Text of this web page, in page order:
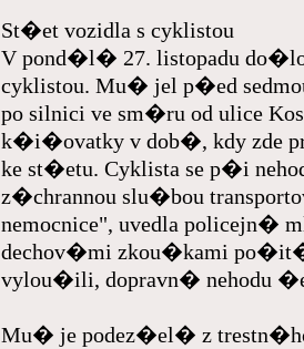
St�et vozidla s cyklistou
V pond�l� 27. listopadu
cyklistou. Mu� jel p�ed
po silnici ve sm�ru od ulice
k�i�ovatky v dob�, kdy zde
ke st�etu. Cyklista se p�i
z�chrannou slu�bou
nemocnice", uvedla
dechov�mi zkou�kami
vylou�ili, dopravn� nehodu
Mu� je podez�el� z